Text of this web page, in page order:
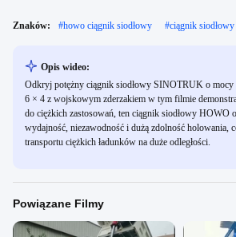
Znaków: #howo ciągnik siodłowy #ciągnik siodłowy
Opis wideo:
Odkryj potężny ciągnik siodłowy SINOTRUK o mocy
6 × 4 z wojskowym zderzakiem w tym filmie
do ciężkich zastosowań, ten ciągnik siodłowy HOWO
wydajność, niezawodność i dużą zdolność holowania,
transportu ciężkich ładunków na duże odległości.
Powiązane Filmy